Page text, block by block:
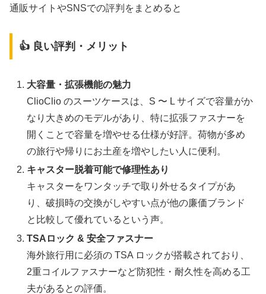
通販サイトやSNSでの評判をまとめると
👍 良い評判・メリット
大容量・拡張機能の魅力
ClioClio のスーツケースは、S 〜 L サイズで容量がか
なり大きめのモデルがあり、特に拡張ファスナーを
開くことで容量を増やせる仕様が好評。荷物が多め
の旅行や帰りにお土産を増やしたい人に便利。
キャスター脱着可能で修理性あり
キャスターをワンタッチで取り外せるタイプがあ
り、破損時の交換がしやすい点が他の廉価ブランド
と比較して優れているという声。
TSAロック & 安全ファスナー
海外旅行用に必須の TSA ロックが搭載されており、
2重コイルファスナーなど防犯性・耐久性を高める工
夫があるとの評価。